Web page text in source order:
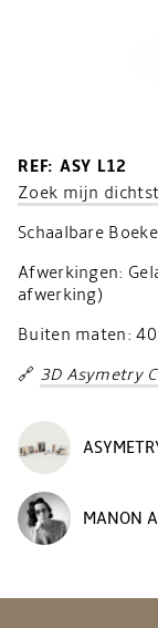
REF: ASY L12
Zoek mijn
Schaalbare
Afwerkingen:
afwerking)
Buiten maten:
🔗 3D Asymetry
MANON